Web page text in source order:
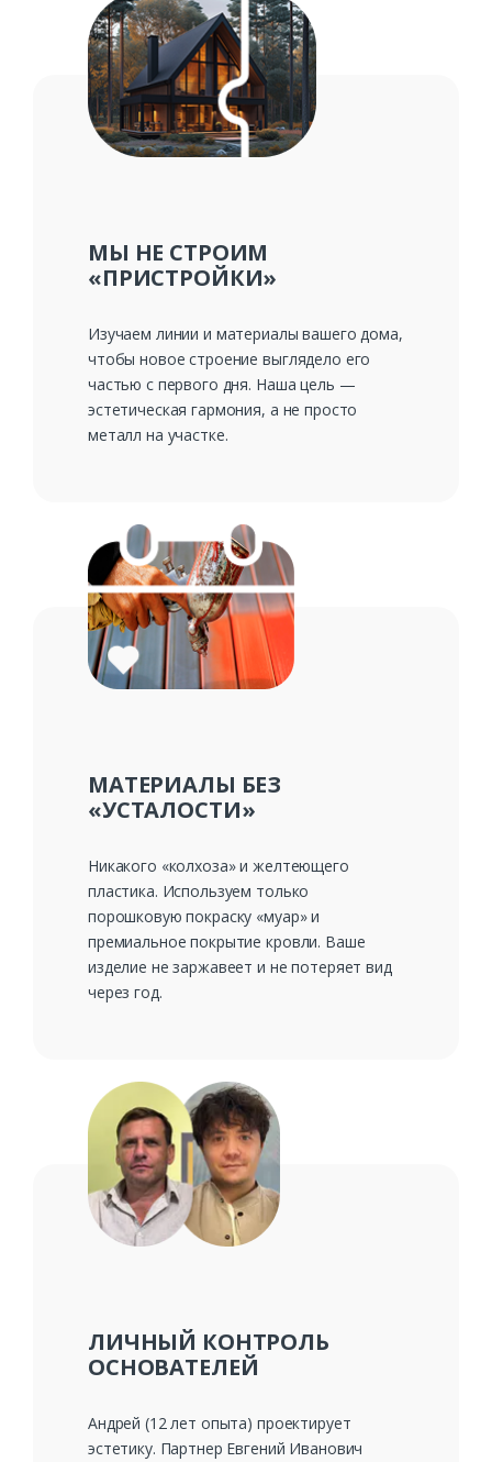
Ваш телефон*
МЫ НЕ СТРОИМ
«ПРИСТРОЙКИ»
Изучаем линии и материалы вашего дома,
чтобы новое строение выглядело его
частью с первого дня. Наша цель —
эстетическая гармония, а не просто
металл на участке.
МАТЕРИАЛЫ БЕЗ
«УСТАЛОСТИ»
Никакого «колхоза» и желтеющего
пластика. Используем только
порошковую покраску «муар» и
премиальное покрытие кровли. Ваше
изделие не заржавеет и не потеряет вид
через год.
ЛИЧНЫЙ КОНТРОЛЬ
ОСНОВАТЕЛЕЙ
Андрей (12 лет опыта) проектирует
эстетику. Партнер Евгений Иванович